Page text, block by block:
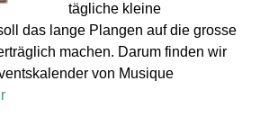
tägliche kleine
das lange Plangen auf die grosse
machen. Darum finden wir
von Musique